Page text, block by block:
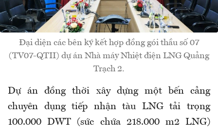
Đại diện các bên ký kết hợp đồng gói thầu số 07
(TV07-QTII) dự án Nhà máy Nhiệt điện LNG Quảng
Trạch 2.
Dự án đồng thời xây dựng một bến cảng
chuyên dụng tiếp nhận tàu LNG tải trọng
100.000 DWT (sức chứa 218.000 m2 LNG)